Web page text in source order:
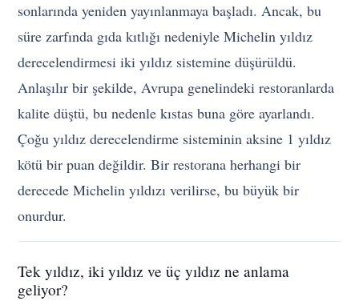
sonlarında yeniden yayınlanmaya başladı. Ancak, bu
süre zarfında gıda kıtlığı nedeniyle Michelin yıldız
derecelendirmesi iki yıldız sistemine düşürüldü.
Anlaşılır bir şekilde, Avrupa genelindeki restoranlarda
kalite düştü, bu nedenle kıstas buna göre ayarlandı.
Çoğu yıldız derecelendirme sisteminin aksine 1 yıldız
kötü bir puan değildir. Bir restorana herhangi bir
derecede Michelin yıldızı verilirse, bu büyük bir
onurdur.
Tek yıldız, iki yıldız ve üç yıldız ne anlama
geliyor?